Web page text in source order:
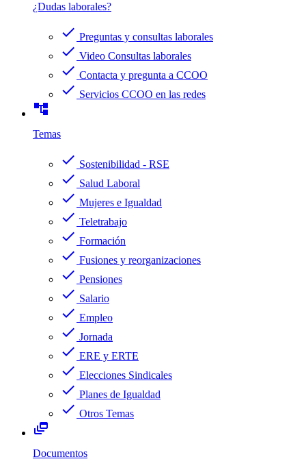
¿Dudas laborales?
check Preguntas y consultas laborales
check Video Consultas laborales
check Contacta y pregunta a CCOO
check Servicios CCOO en las redes
account_tree
Temas
check Sostenibilidad - RSE
check Salud Laboral
check Mujeres e Igualdad
check Teletrabajo
check Formación
check Fusiones y reorganizaciones
check Pensiones
check Salario
check Empleo
check Jornada
check ERE y ERTE
check Elecciones Sindicales
check Planes de Igualdad
check Otros Temas
dynamic_feed
Documentos